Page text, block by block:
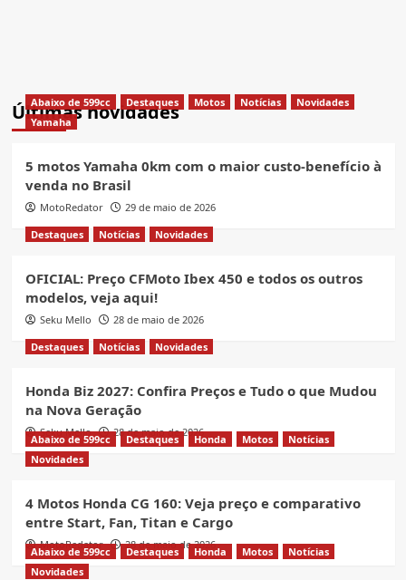
Últimas novidades
Abaixo de 599cc Destaques Motos Notícias
Novidades
Yamaha
5 motos Yamaha 0km com o maior custo-benefício à
venda no Brasil
MotoRedator
29 de maio de 2026
Destaques
Notícias Novidades
OFICIAL: Preço CFMoto Ibex 450 e todos os outros
modelos, veja aqui!
Seku Mello
28 de maio de 2026
Destaques
Notícias Novidades
Honda Biz 2027: Confira Preços e Tudo o que Mudou
na Nova Geração
Seku Mello 28 de maio de 2026
Abaixo de 599cc Destaques Honda Motos
Notícias
Novidades
4 Motos Honda CG 160: Veja preço e comparativo
entre Start, Fan, Titan e Cargo
MotoRedator 28 de maio de 2026
Abaixo de 599cc Destaques Honda Motos
Notícias
Novidades